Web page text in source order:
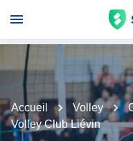
Accueil Volley
Volley Club Liévin